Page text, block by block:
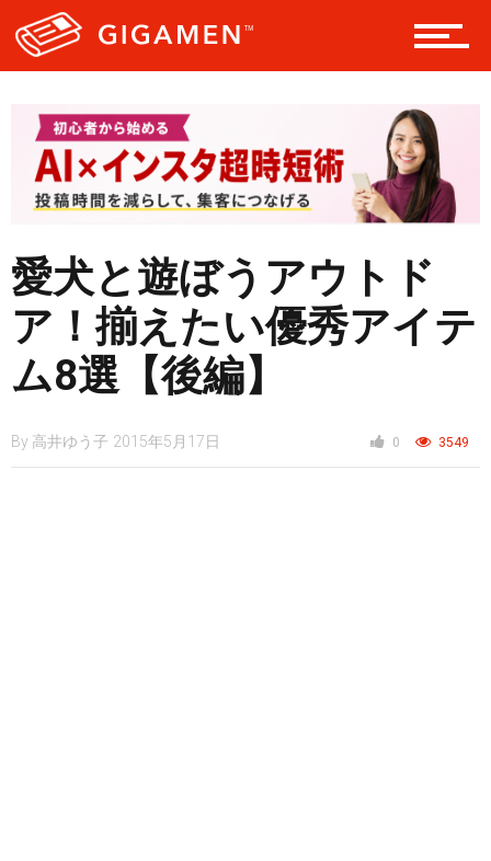
スタイル
仮想通貨
ニュース
愛犬と遊ぼうアウトド
ア！揃えたい優秀アイテ
ム8選【後編】
By 高井ゆう子 2015年5月17日 0 3549